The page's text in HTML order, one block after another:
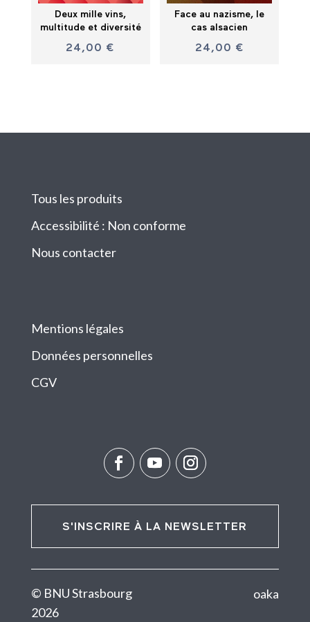
Deux mille vins,
multitude et diversité
24,00 €
Face au nazisme, le
cas alsacien
24,00 €
Tous les produits
Accessibilité : Non conforme
Nous contacter
Mentions légales
Données personnelles
CGV
S'INSCRIRE À LA NEWSLETTER
© BNU Strasbourg
2026
oaka